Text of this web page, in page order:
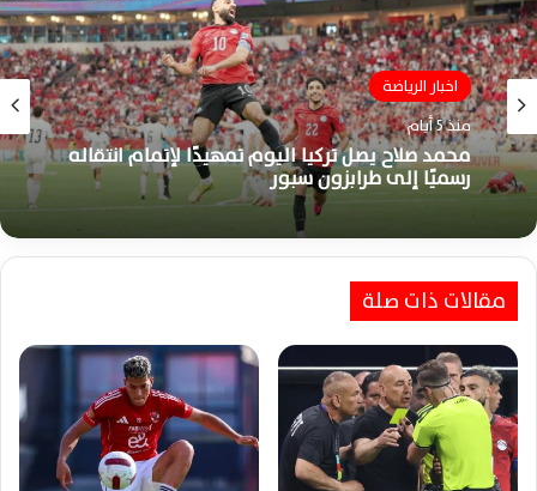
اخبار الرياضة
منذ 5 أيام
محمد صلاح يصل تركيا اليوم تمهيدًا لإتمام انتقاله
رسميًا إلى طرابزون سبور
مقالات ذات صلة